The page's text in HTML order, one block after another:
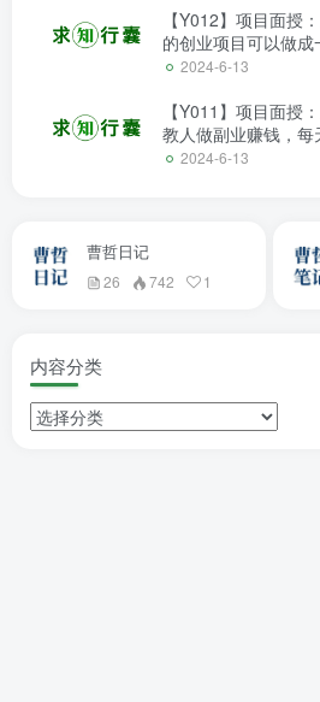
【Y012】项目面授
的创业项目可以做成
2024-6-13
【Y011】项目面授
教人做副业赚钱，
2024-6-13
曹哲日记
26 742 1
内容分类